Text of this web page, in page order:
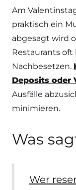
Am
praktisch ein
abgesagt wird
Restaurants
Nachbesetzen.
Deposits oder
Ausfälle
minimieren.
Was
Wer